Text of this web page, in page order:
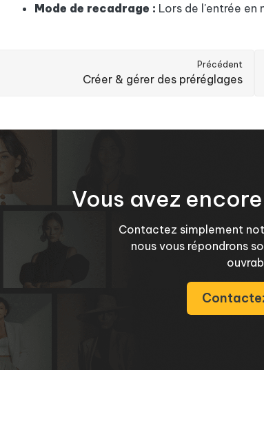
Mode de recadrage : Lors de l'entrée en
Précédent
Créer & gérer des préréglages
Vous avez
Contactez simplement
nous vous répondrons